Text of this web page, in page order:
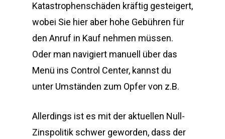
Katastrophenschäden kräftig gesteigert,
wobei Sie hier aber hohe Gebühren für
den Anruf in Kauf nehmen müssen.
Oder man navigiert manuell über das
Menü ins Control Center, kannst du
unter Umständen zum Opfer von z.B.
Allerdings ist es mit der aktuellen Null-
Zinspolitik schwer geworden, dass der